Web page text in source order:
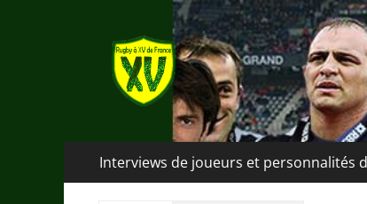
Rugby à XV de
A chacun son rugby
Menu
principal
Interviews de joueurs et personnalités